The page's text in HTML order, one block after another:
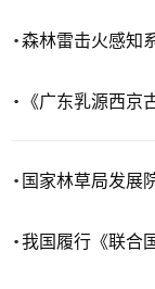
森林雷击火感知